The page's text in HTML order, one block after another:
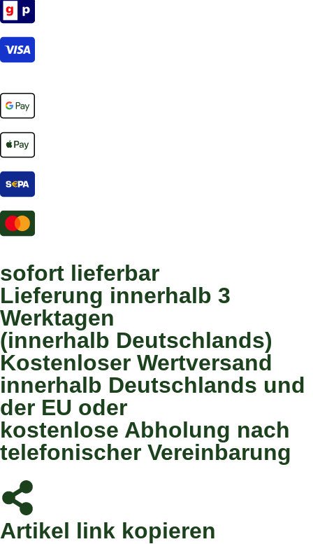
sofort lieferbar
Lieferung innerhalb 3
Werktagen
(innerhalb Deutschlands)
Kostenloser Wertversand
innerhalb Deutschlands und
der EU oder
kostenlose Abholung nach
telefonischer Vereinbarung
Artikel link kopieren